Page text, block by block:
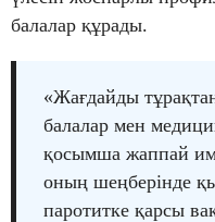
балалар құрады.
«Жағдайды
балалар мен
қосымша жаппай
оның шеңберінде
паротитке қарсы